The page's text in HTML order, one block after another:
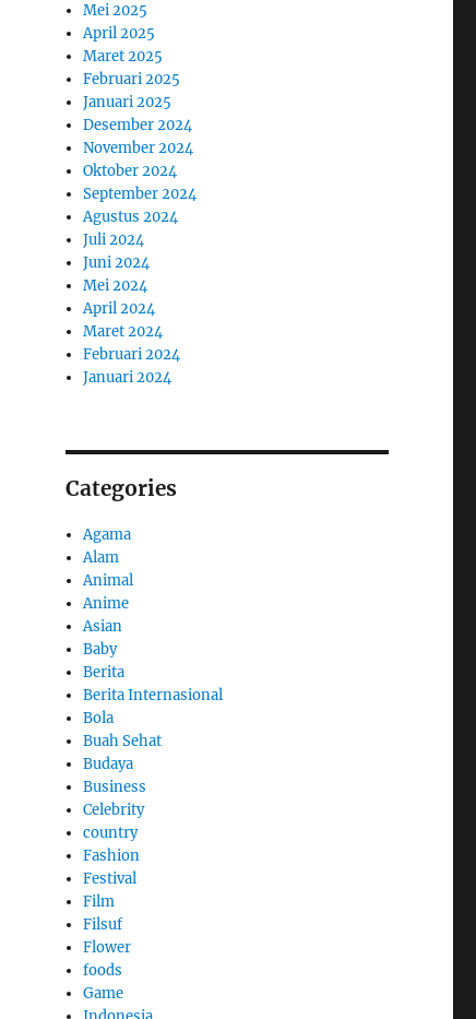
Mei 2025
April 2025
Maret 2025
Februari 2025
Januari 2025
Desember 2024
November 2024
Oktober 2024
September 2024
Agustus 2024
Juli 2024
Juni 2024
Mei 2024
April 2024
Maret 2024
Februari 2024
Januari 2024
Categories
Agama
Alam
Animal
Anime
Asian
Baby
Berita
Berita Internasional
Bola
Buah Sehat
Budaya
Business
Celebrity
country
Fashion
Festival
Film
Filsuf
Flower
foods
Game